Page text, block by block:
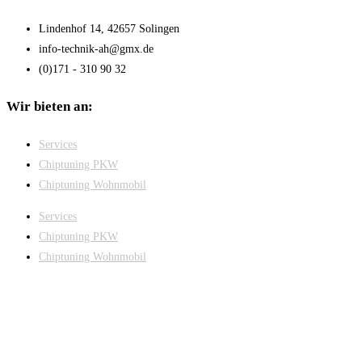
Lindenhof 14, 42657 Solingen
info-technik-ah@gmx.de
(0)171 - 310 90 32
Wir bieten an:
Services
Chiptuning PKW
Chiptuning Wohnmobil
Services
Chiptuning PKW
Chiptuning Wohnmobil